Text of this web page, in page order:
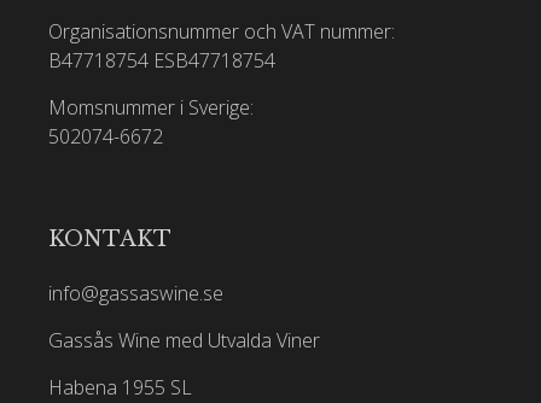
Organisationsnummer och VAT nummer:
B47718754 ESB47718754
Momsnummer i Sverige:
502074-6672
KONTAKT
info@gassaswine.se
Gassås Wine med Utvalda Viner
Habena 1955 SL